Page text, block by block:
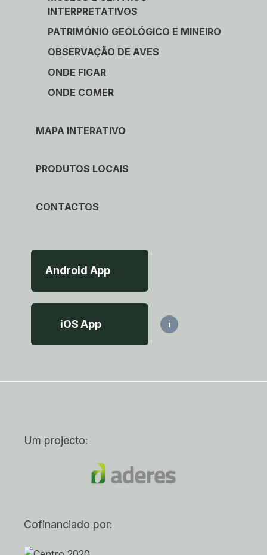
INTERPRETATIVOS
PATRIMÓNIO GEOLÓGICO E MINEIRO
OBSERVAÇÃO DE AVES
ONDE FICAR
ONDE COMER
MAPA INTERATIVO
PRODUTOS LOCAIS
CONTACTOS
Android App
iOS App i
Um projecto:
Cofinanciado por: